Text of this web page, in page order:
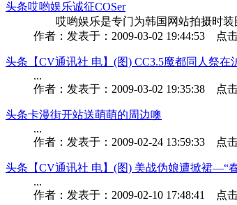
头条哎哟娱乐诚征COSer
哎哟娱乐是专门为韩国网站拍摄时装图
作者： 发表于： 2009-03-02 19:44:53 点击
头条 【CV通讯社 电】(图) CC3.5魔都同人祭在
...
作者： 发表于： 2009-03-02 19:35:38 点击
头条卡漫街开站送萌萌的周边噢
...
作者： 发表于： 2009-02-24 13:59:33 点击
头条 【CV通讯社 电】(图) 美战伪娘遭掀裙―“
...
作者： 发表于： 2009-02-10 17:48:41 点击